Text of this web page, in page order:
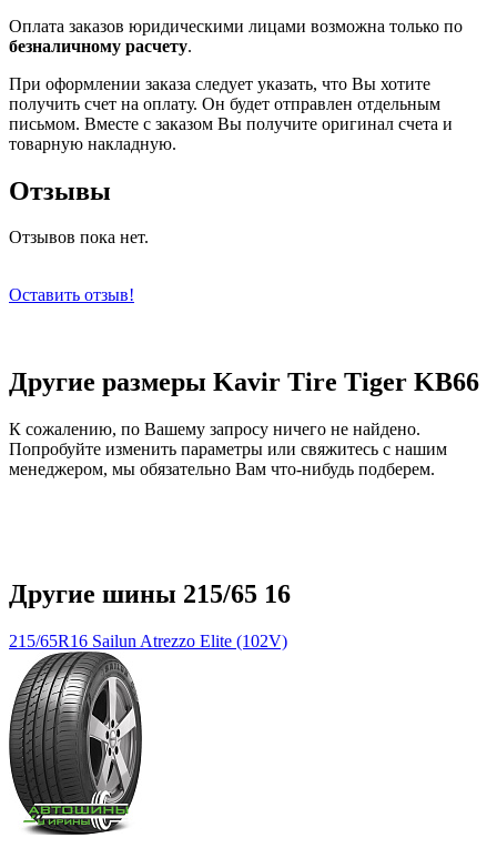
Оплата заказов юридическими лицами возможна только по
безналичному расчету.
При оформлении заказа следует указать, что Вы хотите
получить счет на оплату. Он будет отправлен отдельным
письмом. Вместе с заказом Вы получите оригинал счета и
товарную накладную.
Отзывы
Отзывов пока нет.
Оставить отзыв!
Другие размеры Kavir Tire Tiger KB66
К сожалению, по Вашему запросу ничего не найдено.
Попробуйте изменить параметры или свяжитесь с нашим
менеджером, мы обязательно Вам что-нибудь подберем.
Другие шины 215/65 16
215/65R16 Sailun Atrezzo Elite (102V)